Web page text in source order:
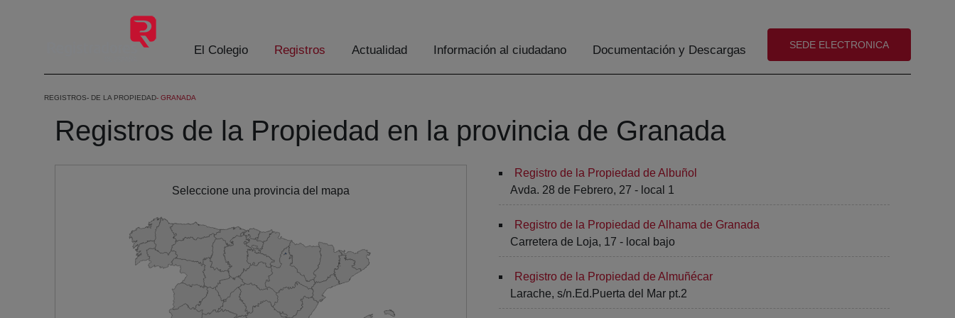
El Colegio Registros Actualidad Información al ciudadano Documentación y Descargas (abre en nueva ventana)
SEDE ELECTRONICA
REGISTROS DE LA PROPIEDAD GRANADA
Registros de la Propiedad en la provincia de Granada
Seleccione una provincia del mapa
Registro de la Propiedad de Albuñol
Avda. 28 de Febrero, 27 - local 1
Registro de la Propiedad de Alhama de Granada
Carretera de Loja, 17 - local bajo
Registro de la Propiedad de Almuñécar
Larache, s/n.Ed.Puerta del Mar pt.2